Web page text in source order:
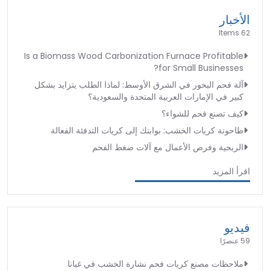
الأخبار
62 Items
Is a Biomass Wood Carbonization Furnace Profitable
for Small Businesses?
آلة فحم البخور في الشرق الأوسط: لماذا الطلب يتزايد بشكل
كبير في الإمارات العربية المتحدة والسعودية؟
كيف تصنع فحم للشواء؟
طاحونة كريات الخشب: بوابتك إلى كريات التدفئة الفعالة
الربحية وفرص الأعمال مع آلات ضغط الفحم
اقرأ المزيد
فيديو
59 عنصرًا
ملاحظات مصنع كريات فحم نشارة الخشب في غيانا